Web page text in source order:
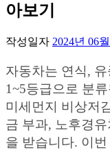
아보기
작성일자 2024년 06
자동차는 연식,
1~5등급으로 분
미세먼지 비상저
금 부과, 노후경
을 받습니다. 이